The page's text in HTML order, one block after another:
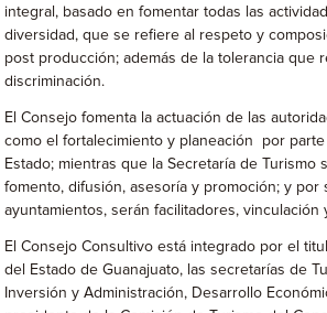
integral, basado en fomentar todas las
diversidad, que se refiere al respeto y
post producción; además de la tolerancia que
discriminación.
El Consejo fomenta la actuación de las
como el fortalecimiento y planeación por
Estado; mientras que la Secretaría de Turismo
fomento, difusión, asesoría y promoción; y por
ayuntamientos, serán facilitadores, vinculación
El Consejo Consultivo está integrado por el
del Estado de Guanajuato, las secretarías de
Inversión y Administración, Desarrollo